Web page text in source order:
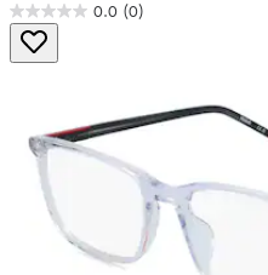
0.0 (0)
0.0
von
5